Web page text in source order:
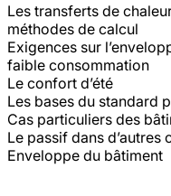
Les transferts de
méthodes de calcul
Exigences sur
faible consommation
Le confort d’été
Les bases du standard
Cas particuliers des
Le passif dans d’autres
Enveloppe du bâtiment